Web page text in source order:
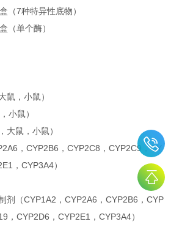
（7种特异性底物）
（单个酶）
鼠，小鼠）
小鼠）
大鼠，小鼠）
，CYP2B6，CYP2C8，CYP2C9，CY
，CYP3A4）
剂（CYP1A2，CYP2A6，CYP2B6，CYP
，CYP2D6，CYP2E1，CYP3A4）